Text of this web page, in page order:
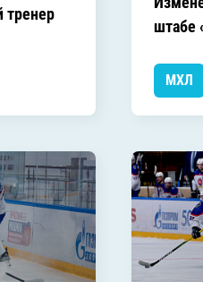
тренер
штабе
МХЛ